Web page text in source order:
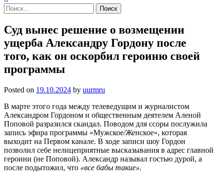
Найти:
Суд вынес решение о возмещении
ущерба Александру Гордону после
того, как он оскорбил героиню своей
программы
Posted on 19.10.2024 by uurmru
В марте этого года между телеведущим и журналистом
Александром Гордоном и общественным деятелем Аленой
Поповой разразился скандал. Поводом для ссоры послужила
запись эфира программы «Мужское/Женское», которая
выходит на Первом канале. В ходе записи шоу Гордон
позволил себе нелицеприятные высказывания в адрес главной
героини (не Поповой). Александр называл гостью дурой, а
после подытожил, что «все бабы такие».